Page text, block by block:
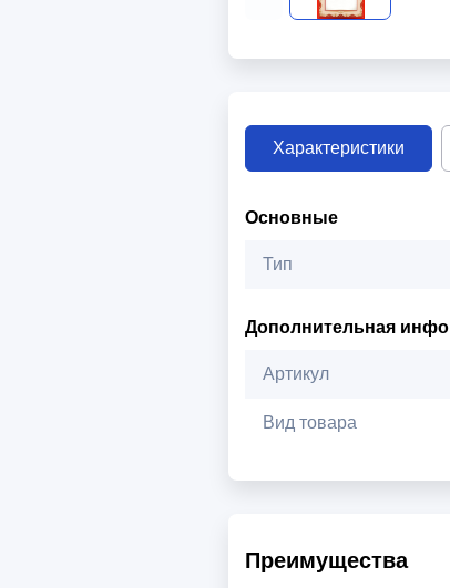
Характеристики
Основные
Тип
Дополнительная
Артикул
Вид товара
Преимущества